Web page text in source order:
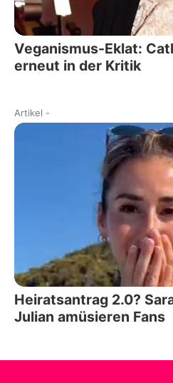
Veganismus-Eklat:
erneut in der Kritik
Artikel -
Heiratsantrag 2.0?
Julian amüsieren Fans